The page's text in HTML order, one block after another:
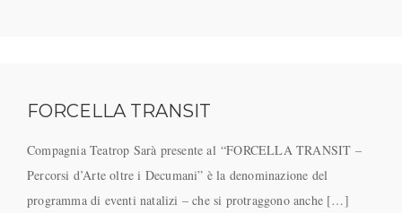
FORCELLA TRANSIT
Compagnia Teatrop Sarà presente al “FORCELLA TRANSIT –
Percorsi d’Arte oltre i Decumani” è la denominazione del
programma di eventi natalizi – che si protraggono anche […]